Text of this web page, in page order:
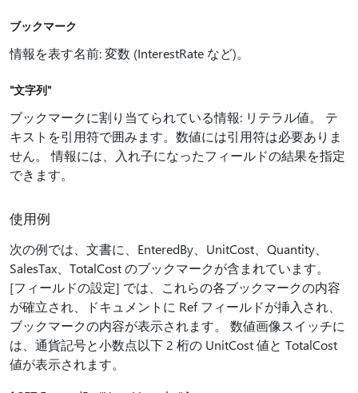
ブックマーク
情報を表す名前: 変数 (InterestRate など)。
"文字列"
ブックマークに割り当てられている情報: リテラル値。 テ
キストを引用符で囲みます。数値には引用符は必要ありま
せん。 情報には、入れ子になったフィールドの結果を指定
できます。
使用例
次の例では、文書に、EnteredBy、UnitCost、Quantity、
SalesTax、TotalCost のブックマークが含まれています。
[フィールドの設定] では、これらの各ブックマークの内容
が確立され、ドキュメントに Ref フィールドが挿入され、
ブックマークの内容が表示されます。 数値画像スイッチに
は、通貨記号と小数点以下 2 桁の UnitCost 値と TotalCost
値が表示されます。